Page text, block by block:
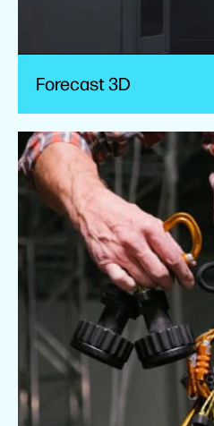
Forecast 3D
Ropes Edge
GoProto est la ressource
Ropes Edge pour
imprimer en 3D des pièces
Regarder la vidéo